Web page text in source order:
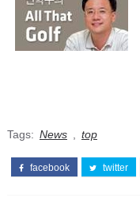
Tags: News top
facebook twitter